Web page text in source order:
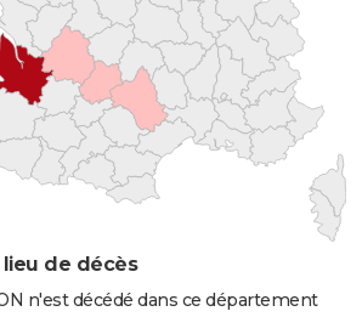
lieu de décès
n'est décédé dans ce département